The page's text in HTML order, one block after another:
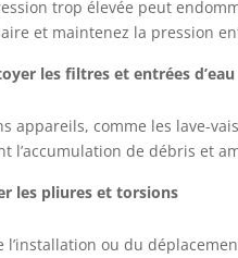
trop élevée peut
et maintenez la pression
les filtres et entrées d’eau
appareils, comme les lave-
l’accumulation de débris et
les pliures et torsions
l’installation ou du